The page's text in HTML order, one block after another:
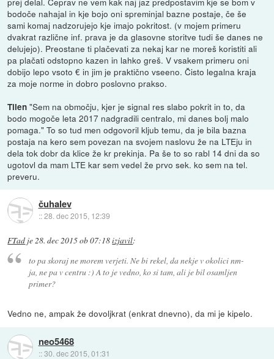
bodoče nahajal in kje bojo oni spreminjal bazne postaje, če še
sami komaj nadzorujejo kje imajo pokritost. (v mojem primeru
dvakrat različne inf. prava je da glasovne storitve tudi še danes ne
delujejo). Preostane ti plačevati za nekaj kar ne moreš koristiti ali
pa plačati odstopno kazen in lahko greš. V vsakem primeru oni
dobijo lepo vsoto € in jim je praktično vseeno. Čisto legalna kraja
za moje norme in dobro poslovno prakso.
Tilen"Sem na območju, kjer je signal res slabo pokrit in to, da
bodo mogoče leta 2017 nadgradili centralo, mi danes bolj malo
pomaga." To so tud men odgovoril kljub temu, da je bila bazna
postaja na kero sem povezan na svojem naslovu že na LTEju in
dela tok dobr da klice že kr prekinja. Pa še to so rabl 14 dni da so
ugotovl da mam LTE kar sem vedel že prvo sek. ko sem na tel.
preveru.
čuhalev
::28. dec 2015, 12:39
FTad je28. dec 2015 ob 07:18izjavil:
to pa skoraj ne morem verjeti. Ne bi rekel, da nekje v okolici nm-
ja, ne pa v centru :) A to je vedno, ko si tam, ali je bil osamljen
primer?
Vedno ne, ampak že dovoljkrat (enkrat dnevno), da mi je kipelo.
neo5468
::30. dec 2015, 01:31